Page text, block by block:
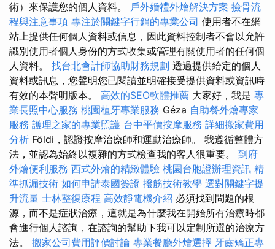
術）來保護您的個人資料。 戶外婚禮外燴解決方案 撿骨流
程與注意事項 專注於關鍵字行銷的專業公司 使用者不在網
站上提供任何個人資料或信息，因此資料控制者不會以允許
識別使用者個人身份的方式收集或管理有關使用者的任何個
人資料。 找台北會計師協助財務規劃 透過提供給定的個人
資料或訊息，您聲明您已閱讀並明確接受提供資料或資訊時
有效的本聲明版本。 高效的SEO軟體推薦 大家好，我是 專
業長照中心服務 桃園植牙專業服務 Géza 自助餐外燴專家
服務 護理之家的專業照護 台中平價按摩服務 詳細搬家費用
分析 Földi，認證按摩治療師和運動治療師。 我遵循整體方
法，並認為始終以複雜的方式檢查我的客人很重要。 到府
外燴便利服務 西式外燴的精緻體驗 桃園台胞證辦理資訊 精
準抓漏技術 如何申請泰國簽證 撥筋技術教學 選對關鍵字提
升流量 士林整復療程 高效靜電機介紹 必須找到問題的根
源，而不是症狀治療，這就是為什麼我在開始所有治療時都
會進行個人諮詢，在諮詢的幫助下我可以定制所選的治療方
法。 搬家公司費用評價討論 專業餐廳外燴選擇 牙齒矯正專